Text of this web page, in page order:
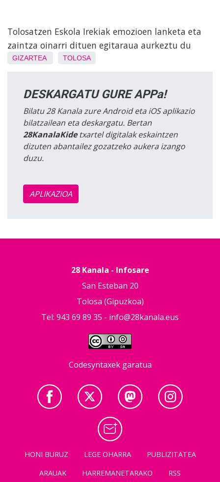
Tolosatzen Eskola Irekiak emozioen lanketa eta
zaintza oinarri dituen egitaraua aurkeztu du
GIZARTEA TOLOSA
DESKARGATU GURE APPa!
Bilatu 28 Kanala zure Android eta iOS aplikazio
bilatzailean eta deskargatu. Bertan
28KanalaKidetxartel digitalak eskaintzen
dizuten abantailez gozatzeko aukera izango
duzu.
APLIKAZIOA
28 Kanala - Infosare
San Esteban 20
Tolosa (Gipuzkoa)
Tel: 943 69 89 35 - info@28kanala.eus
Codesyntaxek garatua
HONI BURUZ LEGE OHARRA
PUBLIZITATEA
ARAUAK
HARREMANETARAKO RSS